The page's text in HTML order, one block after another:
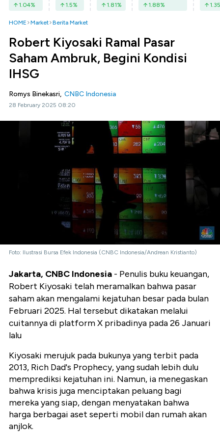
1.04% 1.5% 1.81% 1.88% 1.35
HOME Market Berita Market
Robert Kiyosaki Ramal Pasar
Saham Ambruk, Begini Kondisi
IHSG
Romys Binekasri, CNBC Indonesia
28 February 2025 08:20
Foto: Ilustrasi Bursa Efek Indonesia (CNBC Indonesia/Andrean Kristianto)
Jakarta, CNBC Indonesia - Penulis buku keuangan,
Robert Kiyosaki telah meramalkan bahwa pasar
saham akan mengalami kejatuhan besar pada bulan
Februari 2025. Hal tersebut dikatakan melalui
cuitannya di platform X pribadinya pada 26 Januari
lalu
Kiyosaki merujuk pada bukunya yang terbit pada
2013, Rich Dad's Prophecy, yang sudah lebih dulu
memprediksi kejatuhan ini. Namun, ia menegaskan
bahwa krisis juga menciptakan peluang bagi
mereka yang siap, dengan menyatakan bahwa
harga berbagai aset seperti mobil dan rumah akan
anjlok.